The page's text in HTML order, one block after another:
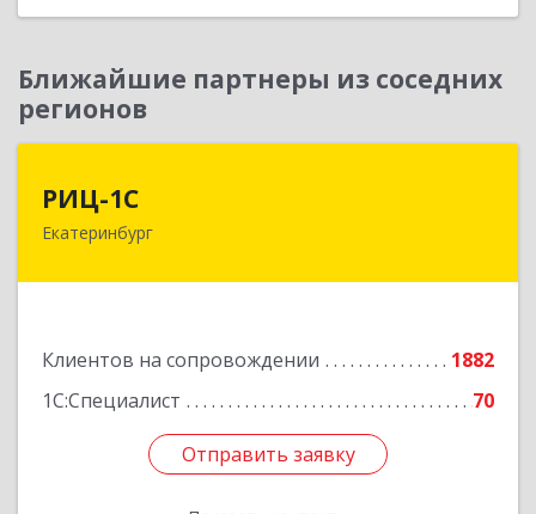
Ближайшие партнеры из соседних
регионов
РИЦ-1С
Екатеринбург
Клиентов на сопровождении
1882
1С:Специалист
70
Отправить заявку
620102, Свердловская обл, Екатеринбург г,
Отправить заявку